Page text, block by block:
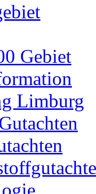
Gebiet
Limburg